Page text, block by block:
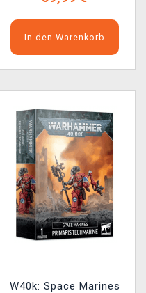
In den Warenkorb
W40k: Space Marines